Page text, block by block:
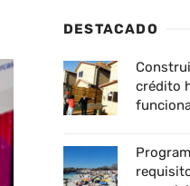
DESTACADO
crédito